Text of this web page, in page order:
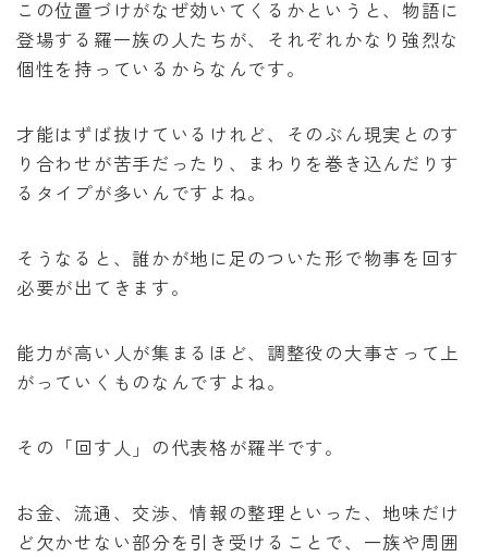
この位置づけがなぜ効いてくるかというと、物語に
登場する羅一族の人たちが、それぞれかなり強烈な
個性を持っているからなんです。
才能はずば抜けているけれど、そのぶん現実とのす
り合わせが苦手だったり、まわりを巻き込んだりす
るタイプが多いんですよね。
そうなると、誰かが地に足のついた形で物事を回す
必要が出てきます。
能力が高い人が集まるほど、調整役の大事さって上
がっていくものなんですよね。
その「回す人」の代表格が羅半です。
お金、流通、交渉、情報の整理といった、地味だけ
ど欠かせない部分を引き受けることで、一族や周囲